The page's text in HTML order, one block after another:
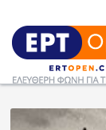
Ειδήσεις